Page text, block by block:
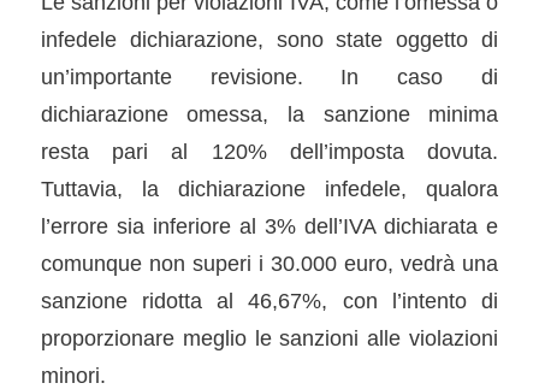
infedele dichiarazione, sono state oggetto di
un’importante revisione. In caso di
dichiarazione omessa, la sanzione minima
resta pari al 120% dell’imposta dovuta.
Tuttavia, la dichiarazione infedele, qualora
l’errore sia inferiore al 3% dell’IVA dichiarata e
comunque non superi i 30.000 euro, vedrà una
sanzione ridotta al 46,67%, con l’intento di
proporzionare meglio le sanzioni alle violazioni
minori.